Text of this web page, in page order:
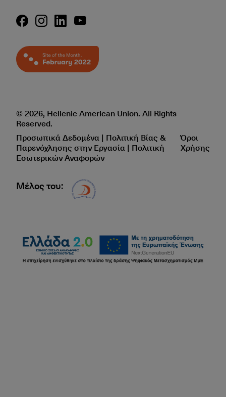
© 2026, Hellenic American Union. All Rights
Reserved.
Προσωπικά Δεδομένα | Πολιτική Βίας &
Παρενόχλησης στην Εργασία | Πολιτική
Εσωτερικών Αναφορών
Όροι
Χρήσης
Μέλος του: